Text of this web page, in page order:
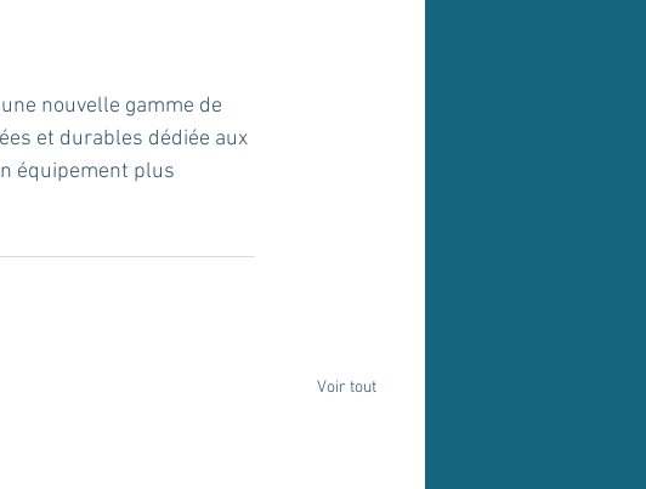
nouvelle gamme de
et durables dédiée aux
équipement plus
Voir tout